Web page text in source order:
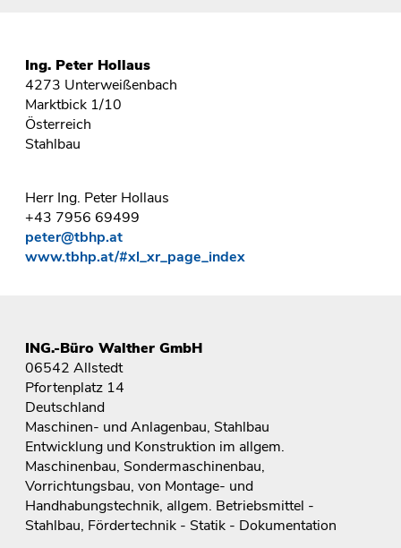
Ing. Peter Hollaus
4273 Unterweißenbach
Marktbick 1/10
Österreich
Stahlbau
Herr Ing. Peter Hollaus
+43 7956 69499
peter@tbhp.at
www.tbhp.at/#xl_xr_page_index
ING.-Büro Walther GmbH
06542 Allstedt
Pfortenplatz 14
Deutschland
Maschinen- und Anlagenbau, Stahlbau
Entwicklung und Konstruktion im allgem.
Maschinenbau, Sondermaschinenbau,
Vorrichtungsbau, von Montage- und
Handhabungstechnik, allgem. Betriebsmittel -
Stahlbau, Fördertechnik - Statik - Dokumentation